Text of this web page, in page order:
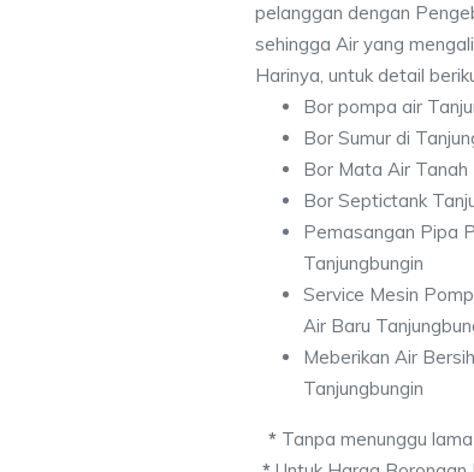
pelanggan dengan
sehingga Air yang
Harinya, untuk detail
Bor pompa air
Bor Sumur di
Bor Mata Air Tanah
Bor Septictank
Pemasangan Pipa
Tanjungbungin
Service Mesin
Air Baru
Meberikan Air
Tanjungbungin
* Tanpa menunggu